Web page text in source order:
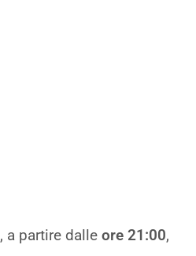
, a partire dalleore 21:00,